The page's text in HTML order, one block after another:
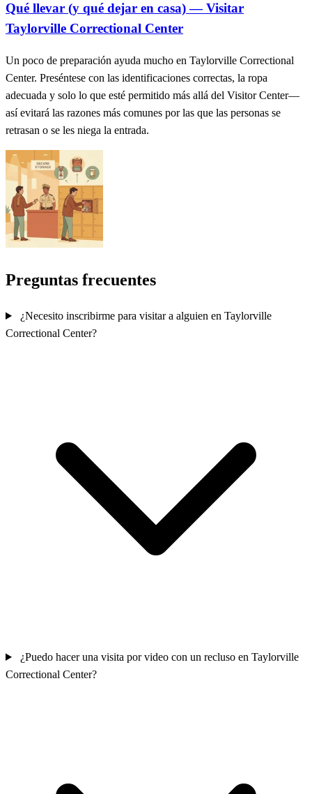
Qué llevar (y qué dejar en casa) — Visitar
Taylorville Correctional Center
Un poco de preparación ayuda mucho en Taylorville Correctional
Center. Preséntese con las identificaciones correctas, la ropa
adecuada y solo lo que esté permitido más allá del Visitor Center—
así evitará las razones más comunes por las que las personas se
retrasan o se les niega la entrada.
Preguntas frecuentes
¿Necesito inscribirme para visitar a alguien en Taylorville
Correctional Center?
¿Puedo hacer una visita por video con un recluso en Taylorville
Correctional Center?